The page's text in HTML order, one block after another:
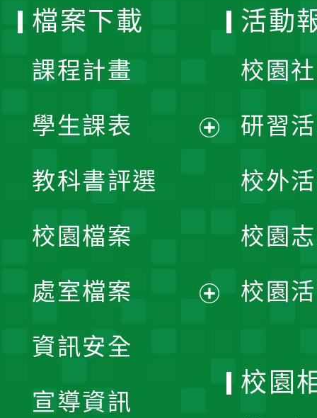
檔案下載
課程計畫
學生課表
單
教科書評選
校園檔案
處室檔案
資訊安全
宣導資訊
活動
校園
研習
校外
校園
校園
校園